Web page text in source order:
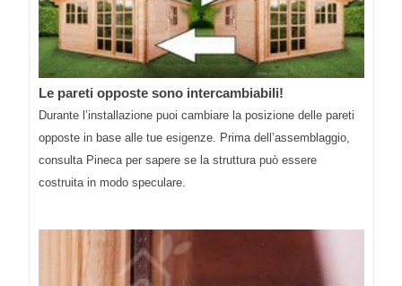
Le pareti opposte sono intercambiabili!
Durante l’installazione puoi cambiare la posizione delle pareti
opposte in base alle tue esigenze. Prima dell’assemblaggio,
consulta Pineca per sapere se la struttura può essere
costruita in modo speculare.